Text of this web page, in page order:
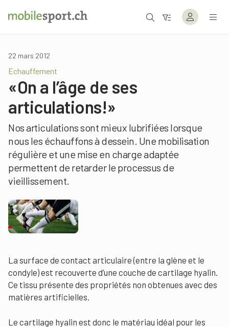
22 mars 2012
Echauffement
«On a l’âge de ses
articulations!»
Nos articulations sont mieux lubrifiées lorsque
nous les échauffons à dessein. Une mobilisation
régulière et une mise en charge adaptée
permettent de retarder le processus de
vieillissement.
La surface de contact articulaire (entre la glène et le
condyle) est recouverte d’une couche de cartilage hyalin.
Ce tissu présente des propriétés non obtenues avec des
matières artificielles.
Le cartilage hyalin est donc le matériau idéal pour les